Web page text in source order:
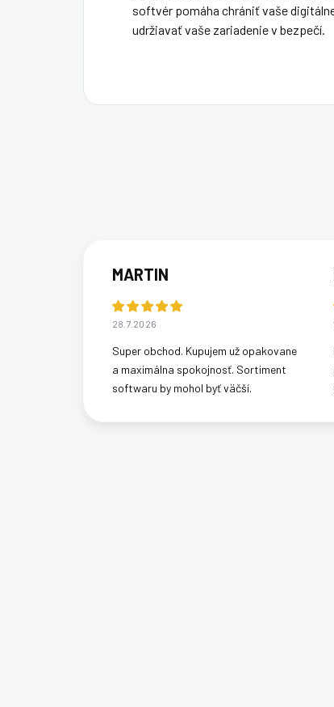
softvér pomáha chrániť vaše
udržiavať vaše zariadenie v bezpečí.
MARTIN
28.7.2026
Super obchod. Kupujem už opakovane
a maximálna spokojnosť. Sortiment
softwaru by mohol byť väčší.